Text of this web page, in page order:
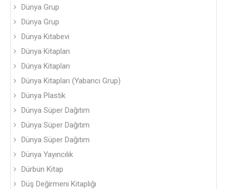
Dünya Grup
Dünya Grup
Dünya Kitabevi
Dünya Kitapları
Dünya Kitapları
Dünya Kitapları (Yabancı Grup)
Dünya Plastik
Dünya Süper Dağıtım
Dünya Süper Dağıtım
Dünya Süper Dağıtım
Dünya Yayıncılık
Dürbün Kitap
Düş Değirmeni Kitaplığı